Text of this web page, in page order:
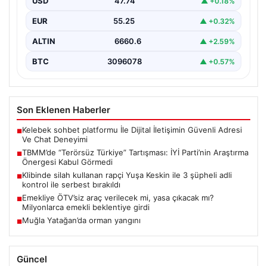
Türkiye Büyük Millet Meclisi Genel Kurulu'nda, İYİ Parti
EUR 55.25 ▲ +0.32%
ALTIN 6660.6 ▲ +2.59%
BTC 3096078 ▲ +0.57%
Son Eklenen Haberler
■Kelebek sohbet platformu İle Dijital İletişimin Güvenli Adresi
Ve Chat Deneyimi
■TBMM’de “Terörsüz Türkiye” Tartışması: İYİ Parti’nin Araştırma
Önergesi Kabul Görmedi
■Klibinde silah kullanan rapçi Yuşa Keskin ile 3 şüpheli adli
kontrol ile serbest bırakıldı
■Emekliye ÖTV’siz araç verilecek mi, yasa çıkacak mı?
Milyonlarca emekli beklentiye girdi
■Muğla Yatağan’da orman yangını
Güncel